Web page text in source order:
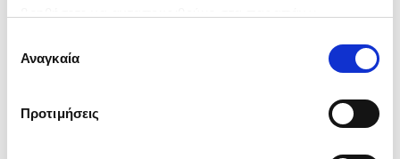
ενδιαφέρουν και να επιλέξετε από τα παρακάτω με την
΄΄και να ενημερωθείτε σχετικά με
συγκατάθεσης
Αναγκαία
Προτιμήσεις